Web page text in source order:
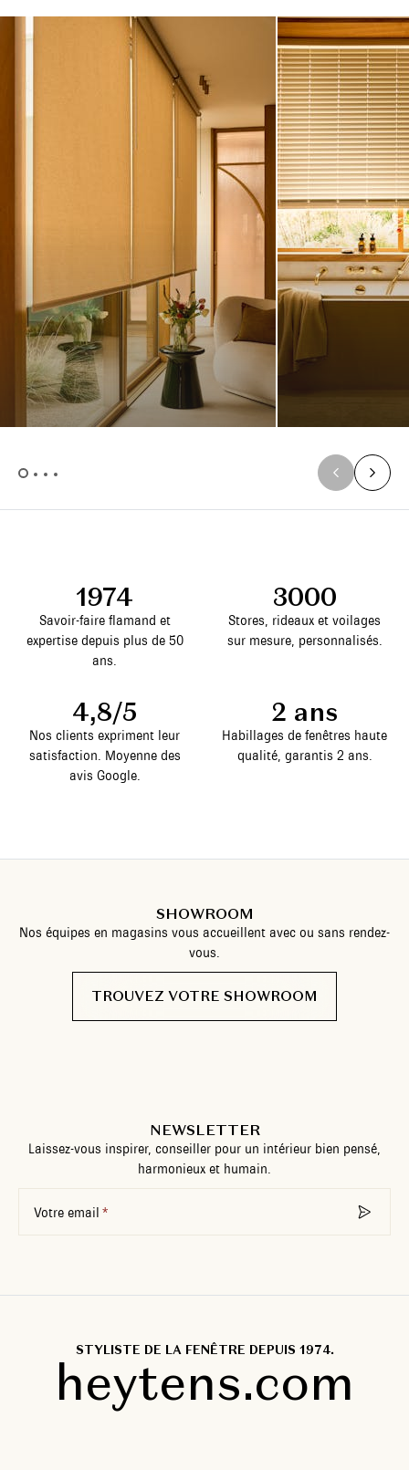
1974
Savoir-faire flamand et
expertise depuis plus de 50
ans.
3000
Stores, rideaux et voilages
sur mesure, personnalisés.
4,8/5
Nos clients expriment leur
satisfaction. Moyenne des
avis Google.
2 ans
Habillages de fenêtres haute
qualité, garantis 2 ans.
SHOWROOM
Nos équipes en magasins vous accueillent avec ou sans rendez-
vous.
TROUVEZ VOTRE SHOWROOM
NEWSLETTER
Laissez-vous inspirer, conseiller pour un intérieur bien pensé,
harmonieux et humain.
Votre email
STYLISTE DE LA FENÊTRE DEPUIS 1974.
heytens.com